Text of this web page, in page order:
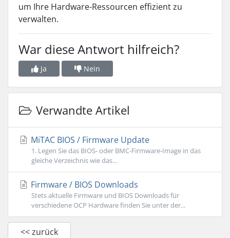
um Ihre Hardware-Ressourcen effizient zu
verwalten.
War diese Antwort hilfreich?
Ja Nein
Verwandte Artikel
MiTAC BIOS / Firmware Update
1. Legen Sie das BIOS- oder BMC-Firmware-Image in das
gleiche Verzeichnis wie das...
Firmware / BIOS Downloads
Stets aktuelle Firmware und BIOS Downloads für
verschiedene OCP Hardware finden Sie unter der...
<< zurück